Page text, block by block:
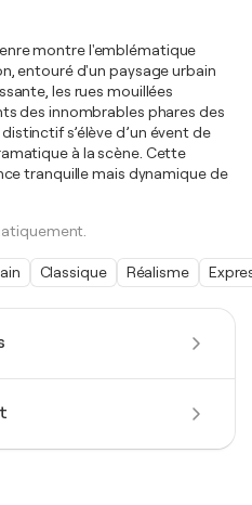
montre l'emblématique
entouré d'un paysage urbain
les rues mouillées
des innombrables phares des
s’élève d’un évent de
à la scène. Cette
tranquille mais dynamique de
Classique Réalisme